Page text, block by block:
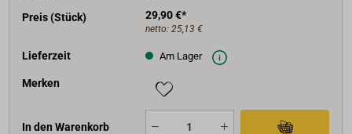
Preis (Stück)
29,90 €*
netto: 25,13 €
Lieferzeit Am Lager
Merken
In den Warenkorb